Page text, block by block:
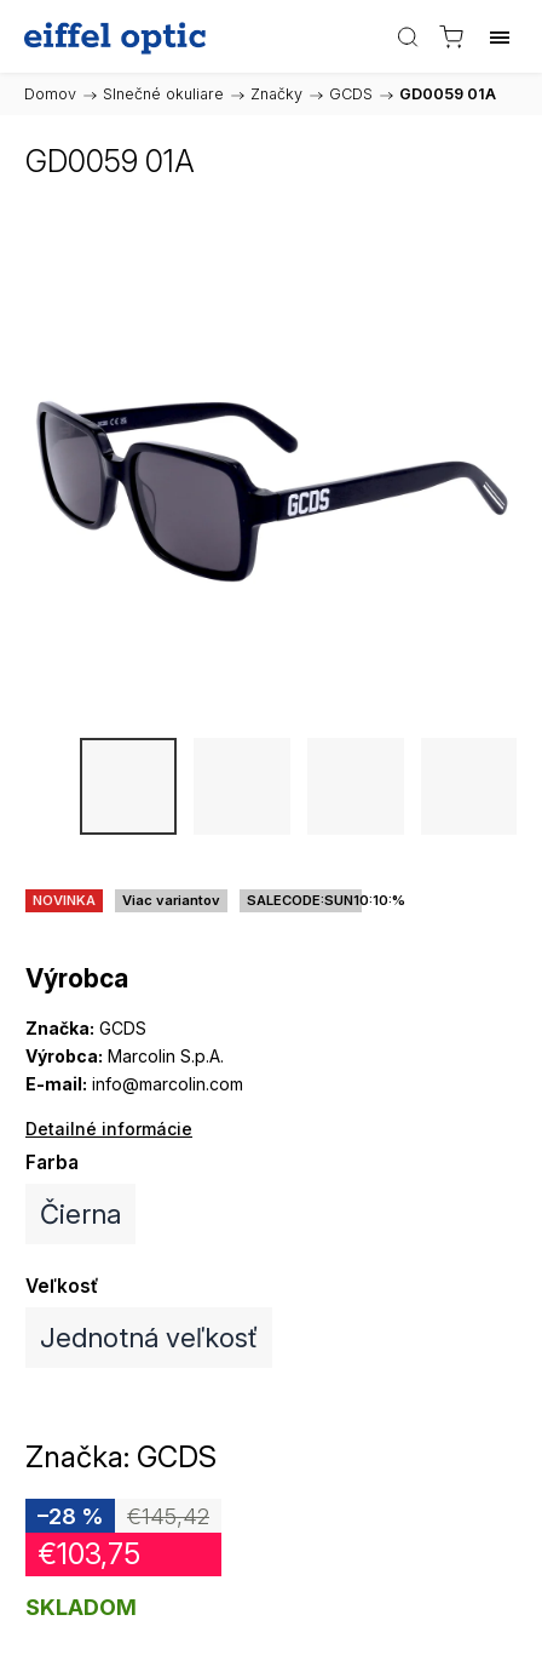
Domov / Slnečné okuliare / Značky / GCDS / GD0059 01A
GD0059 01A
Výrobca
Značka: GCDS
Výrobca: Marcolin S.p.A.
E-mail: info@marcolin.com
Detailné informácie
NOVINKA Viac variantov SALECODE:SUN10:10:%
Farba
Čierna
Veľkosť
Jednotná veľkosť
Značka: GCDS
€145,42
–28 %
€103,75
SKLADOM